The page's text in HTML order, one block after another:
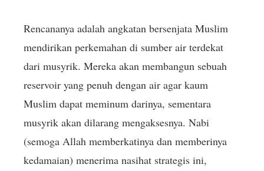
Rencananya adalah angkatan bersenjata Muslim
mendirikan perkemahan di sumber air terdekat
dari musyrik. Mereka akan membangun sebuah
reservoir yang penuh dengan air agar kaum
Muslim dapat meminum darinya, sementara
musyrik akan dilarang mengaksesnya. Nabi
(semoga Allah memberkatinya dan memberinya
kedamaian) menerima nasihat strategis ini,